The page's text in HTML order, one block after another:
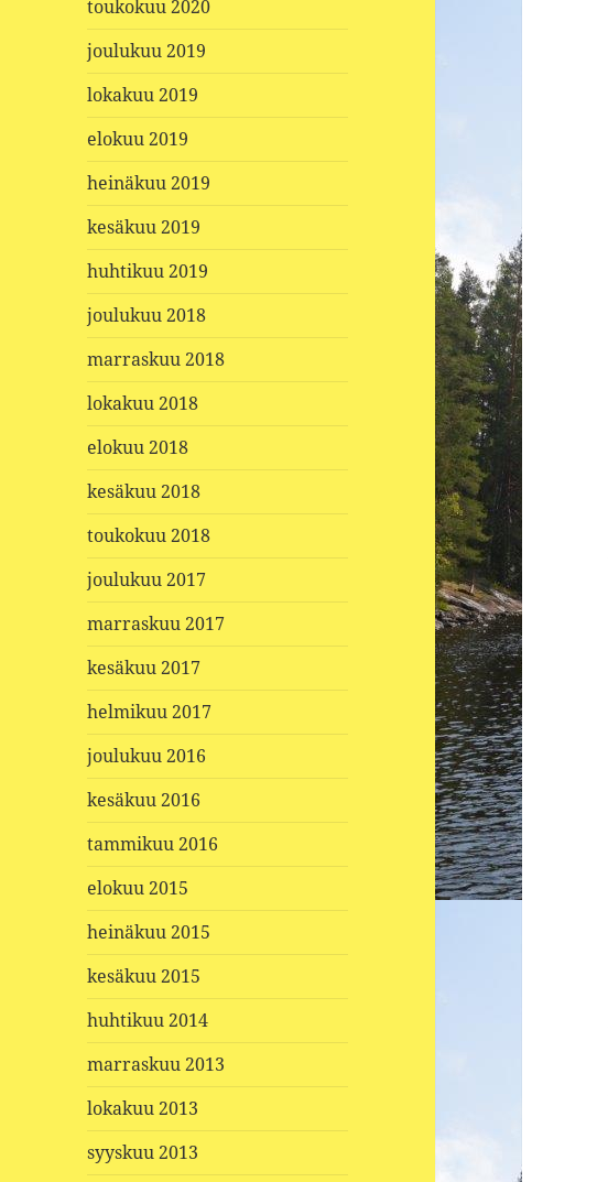
toukokuu 2020
joulukuu 2019
lokakuu 2019
elokuu 2019
heinäkuu 2019
kesäkuu 2019
huhtikuu 2019
joulukuu 2018
marraskuu 2018
lokakuu 2018
elokuu 2018
kesäkuu 2018
toukokuu 2018
joulukuu 2017
marraskuu 2017
kesäkuu 2017
helmikuu 2017
joulukuu 2016
kesäkuu 2016
tammikuu 2016
elokuu 2015
heinäkuu 2015
kesäkuu 2015
huhtikuu 2014
marraskuu 2013
lokakuu 2013
syyskuu 2013